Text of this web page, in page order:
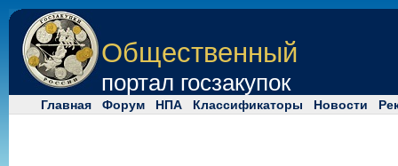
Общественный
портал госзакупок
Главная Форум НПА Классификаторы Новости